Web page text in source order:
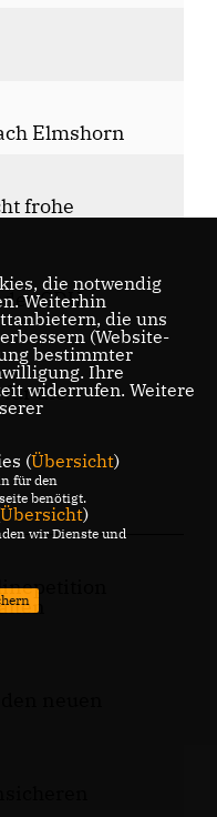
Elmshorn
frohe
CDU
für die
die notwendig
Weiterhin
die uns
(Website-
bestimmter
Ihre
widerrufen. Weitere
(Übersicht)
für den
benötigt.
Übersicht)
wir Dienste und